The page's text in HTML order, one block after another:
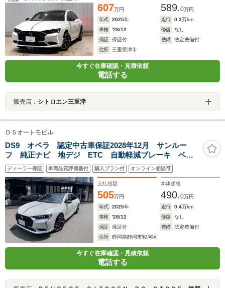
607万円 589.0万円
年式
2025年 走行 0.3万km
車検
'28/12 修復
なし
保証
保証付 整備
法定整備付
住所
三重県津市
今すぐ在庫確認・見積依頼
電話する
販売店： シトロエン三重津
ＤＳオートモビル
DS9 オペラ 認定中古車保証2028年12月 サンルー
フ 純正ナビ 地デジ ETC 自動軽減ブレーキ ベン
チレーション 電動テールゲート ACC
ディーラー保証 車両品質評価書付 購入プラン付 オンライン相談可
支払総額
505万円
本体価格
490.0万円
年式
2025年 走行 0.4万km
車検
'28/12 修復
なし
保証
保証付 整備
法定整備付
住所
静岡県静岡市駿河区
今すぐ在庫確認・見積依頼
電話する